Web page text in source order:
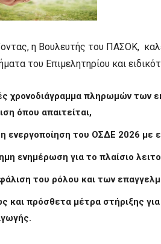
η Βουλευτής του ΠΑΣΟΚ,
του Επιμελητηρίου και
χρονοδιάγραμμα πληρωμών των
όπου απαιτείται,
ενεργοποίηση του ΟΣΔΕ 2026 με
ενημέρωση για το πλαίσιο
του ρόλου και των
και πρόσθετα μέτρα στήριξης